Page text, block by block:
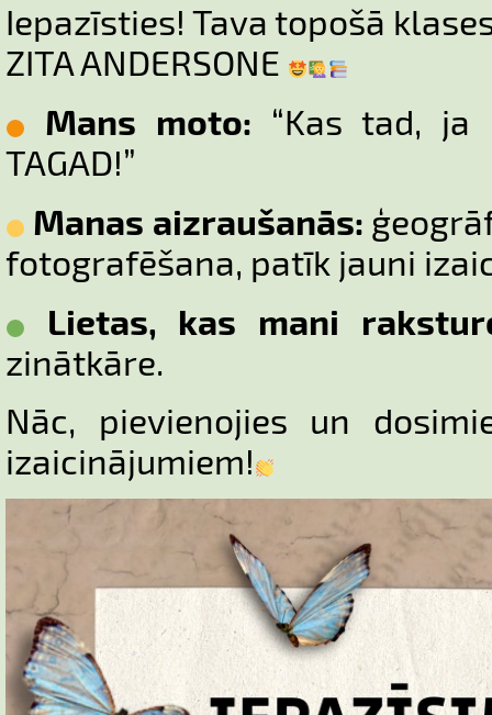
Iepazīsties! Tava topošā
ZITA ANDERSONE
Mans moto: “Kas tad, ja
TAGAD!”
Manas aizraušanās:
fotografēšana, patīk jauni
Lietas, kas mani
zinātkāre.
Nāc, pievienojies un
izaicinājumiem!